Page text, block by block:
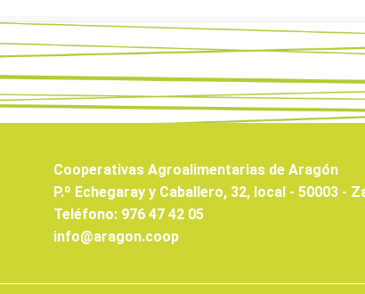
Cooperativas Agroalimentarias de Aragón
P.º Echegaray y Caballero, 32, local - 50003 -
Teléfono: 976 47 42 05
info@aragon.coop